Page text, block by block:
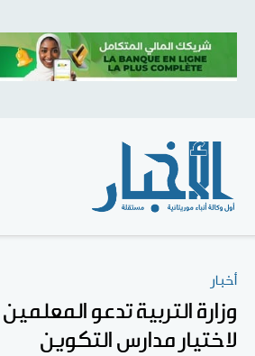
أخبار
وزارة التربية تدعو
لاختيار مدارس التكوين